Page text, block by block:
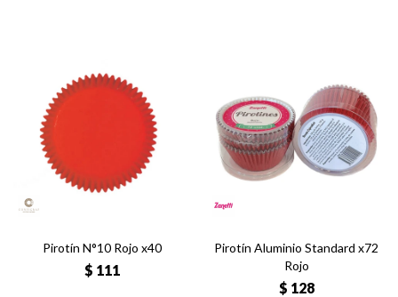
Pirotín N°10 Rojo x40
$ 111
Pirotín Aluminio Standard x72
Rojo
$ 128